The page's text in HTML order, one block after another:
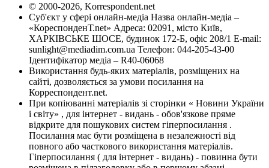
© 2000-2026, Korrespondent.net
Суб'єкт у сфері онлайн-медіа Назва онлайн-медіа –
«КореспонденТ.net» Адреса: 02091, місто Київ,
ХАРКІВСЬКЕ ШОСЕ, будинок 172-Б, офіс 208/1 E-mail:
sunlight@mediadim.com.ua Телефон: 044-205-43-00
Ідентифікатор медіа – R40-06068
Використання будь-яких матеріалів, розміщених на
сайті, дозволяється за умови посилання на
Корреспондент.net.
При копіюванні матеріалів зі сторінки « Новини України
і світу» , для інтернет - видань - обов'язкове пряме
відкрите для пошукових систем гіперпосилання .
Посилання має бути розміщена в незалежності від
повного або часткового використання матеріалів.
Гіперпосилання ( для інтернет - видань) - повинна бути